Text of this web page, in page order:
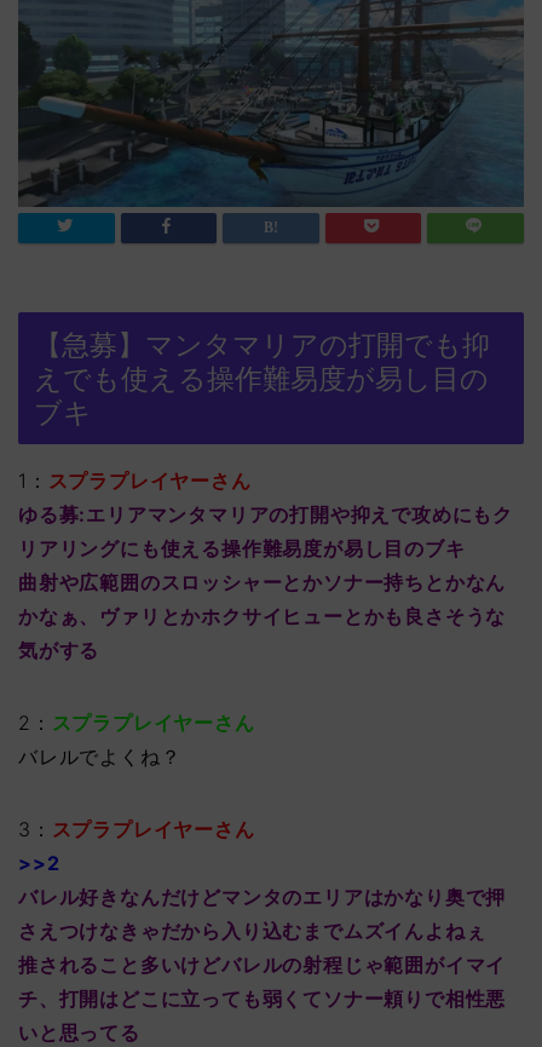
【急募】マンタマリアの打開でも抑
えでも使える操作難易度が易し目の
ブキ
1： スプラプレイヤーさん
ゆる募:エリアマンタマリアの打開や抑えで攻めにもク
リアリングにも使える操作難易度が易し目のブキ
曲射や広範囲のスロッシャーとかソナー持ちとかなん
かなぁ、ヴァリとかホクサイヒューとかも良さそうな
気がする
2： スプラプレイヤーさん
バレルでよくね？
3： スプラプレイヤーさん
>>2
バレル好きなんだけどマンタのエリアはかなり奥で押
さえつけなきゃだから入り込むまでムズイんよねぇ
推されること多いけどバレルの射程じゃ範囲がイマイ
チ、打開はどこに立っても弱くてソナー頼りで相性悪
いと思ってる